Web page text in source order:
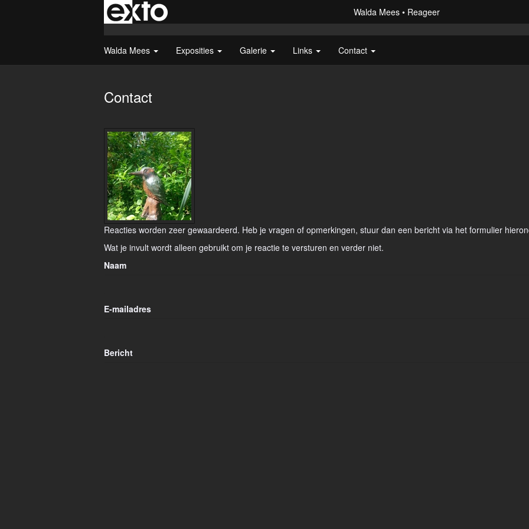
Walda Mees Reageer
Walda Mees Exposities Galerie Links Contact
Contact
Reacties worden zeer gewaardeerd. Heb je vragen of opmerkingen, stuur dan een bericht via het formulier
Wat je invult wordt alleen gebruikt om je reactie te versturen en verder niet.
Naam
E-mailadres
Bericht